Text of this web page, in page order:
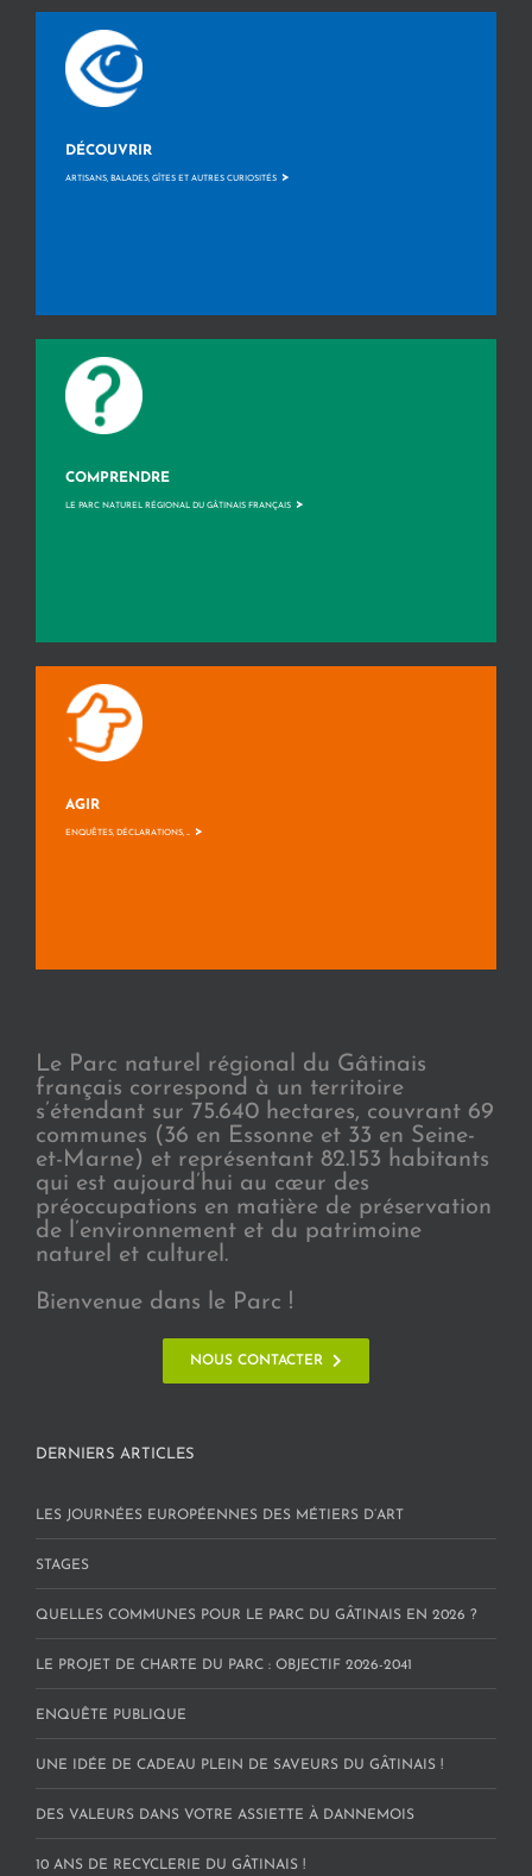
DÉCOUVRIR
ARTISANS, BALADES, GÎTES ET AUTRES CURIOSITÉS >
COMPRENDRE
LE PARC NATUREL RÉGIONAL DU GÂTINAIS FRANÇAIS >
AGIR
ENQUÊTES, DÉCLARATIONS, ... >
Le Parc naturel régional du Gâtinais
français correspond à un territoire
s’étendant sur 75.640 hectares, couvrant 69
communes (36 en Essonne et 33 en Seine-
et-Marne) et représentant 82.153 habitants
qui est aujourd’hui au cœur des
préoccupations en matière de préservation
de l’environnement et du patrimoine
naturel et culturel.
Bienvenue dans le Parc !
NOUS CONTACTER
DERNIERS ARTICLES
LES JOURNÉES EUROPÉENNES DES MÉTIERS D’ART
STAGES
QUELLES COMMUNES POUR LE PARC DU GÂTINAIS EN 2026 ?
LE PROJET DE CHARTE DU PARC : OBJECTIF 2026-2041
ENQUÊTE PUBLIQUE
UNE IDÉE DE CADEAU PLEIN DE SAVEURS DU GÂTINAIS !
DES VALEURS DANS VOTRE ASSIETTE À DANNEMOIS
10 ANS DE RECYCLERIE DU GÂTINAIS !